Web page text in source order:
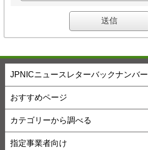
JPNICニュースレターバックナンバー
おすすめページ
カテゴリーから調べる
指定事業者向け